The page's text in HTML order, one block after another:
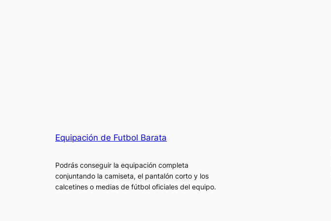
Equipación de Futbol Barata
Podrás conseguir la equipación completa
conjuntando la camiseta, el pantalón corto y los
calcetines o medias de fútbol oficiales del equipo.